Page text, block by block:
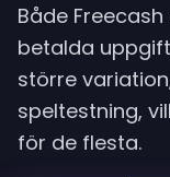
Både
betalda
större
speltestning,
för de flesta.